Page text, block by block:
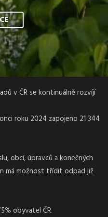
v ČR se kontinuálně rozvíjí
roku 2024 zapojeno 21 344
obcí, úpravců a konečných
má možnost třídit odpad již
obyvatel ČR.